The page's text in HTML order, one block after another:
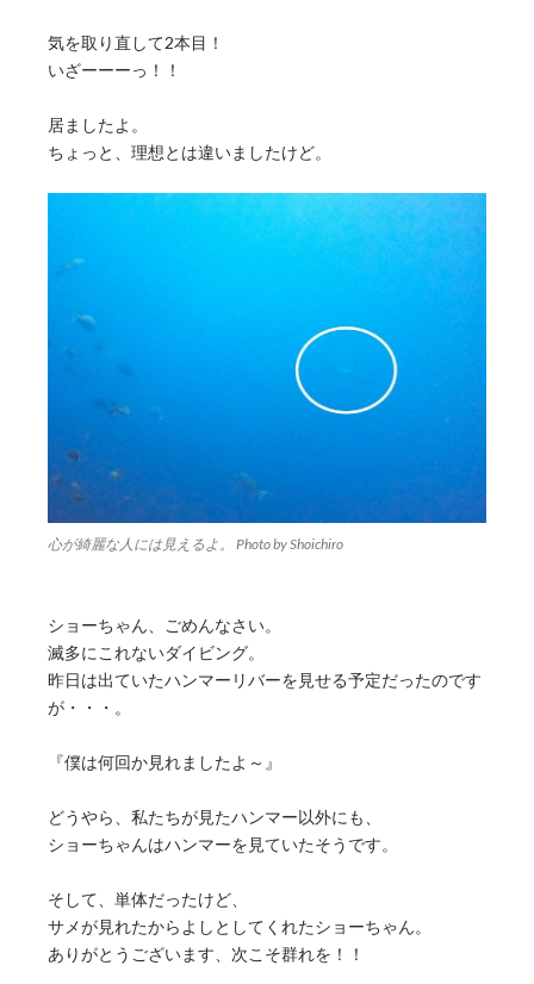
気を取り直して2本目！
いざーーーっ！！
居ましたよ。
ちょっと、理想とは違いましたけど。
心が綺麗な人には見えるよ。 Photo by Shoichiro
ショーちゃん、ごめんなさい。
滅多にこれないダイビング。
昨日は出ていたハンマーリバーを見せる予定だったのです
が・・・。
『僕は何回か見れましたよ～』
どうやら、私たちが見たハンマー以外にも、
ショーちゃんはハンマーを見ていたそうです。
そして、単体だったけど、
サメが見れたからよしとしてくれたショーちゃん。
ありがとうございます、次こそ群れを！！